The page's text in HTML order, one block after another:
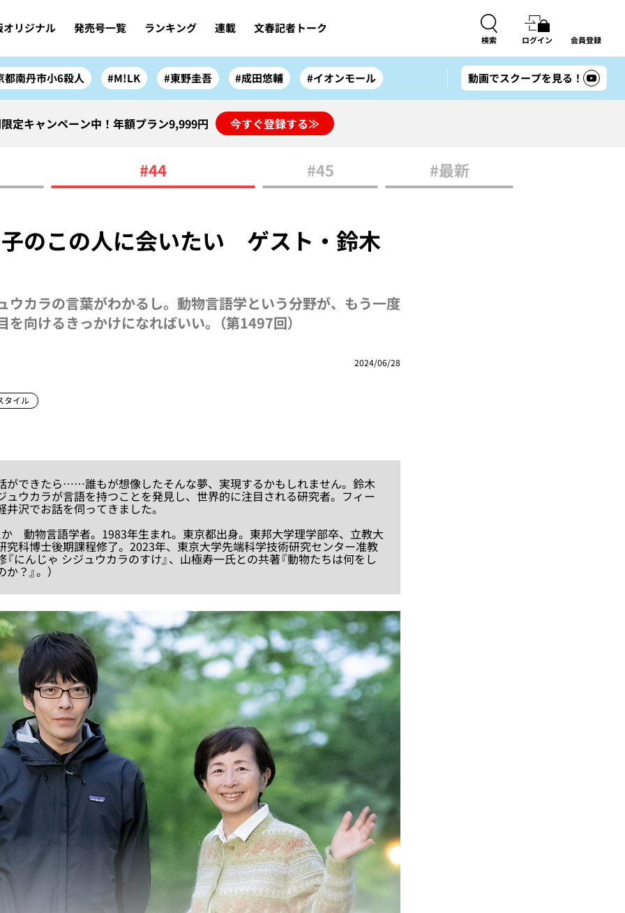
オリジナル 発売号一覧 ランキング 連載 文春記者トーク
検索 ログイン 会員登録
都南丹市小6殺人 #M!LK #東野圭吾 #成田悠輔 #イオンモール 動画でスクープを見る！
定キャンペーン中！年額プラン9,999円 今すぐ登録する≫
#44 #45 #最新
のこの人に会いたい ゲスト・鈴木
ウカラの言葉がわかるし。動物言語学という分野が、もう一度
を向けるきっかけになればいい。（第1497回）
2024/06/28
タイル
できたら……誰もが想像したそんな夢、実現するかもしれません。鈴木
ュウカラが言語を持つことを発見し、世界的に注目される研究者。フィー
井沢でお話を伺ってきました。
か 動物言語学者。1983年生まれ。東京都出身。東邦大学理学部卒、立教大
究科博士後期課程修了。2023年、東京大学先端科学技術研究センター准教
『にんじゃ シジュウカラのすけ』、山極寿一氏との共著『動物たちは何をし
？』。）